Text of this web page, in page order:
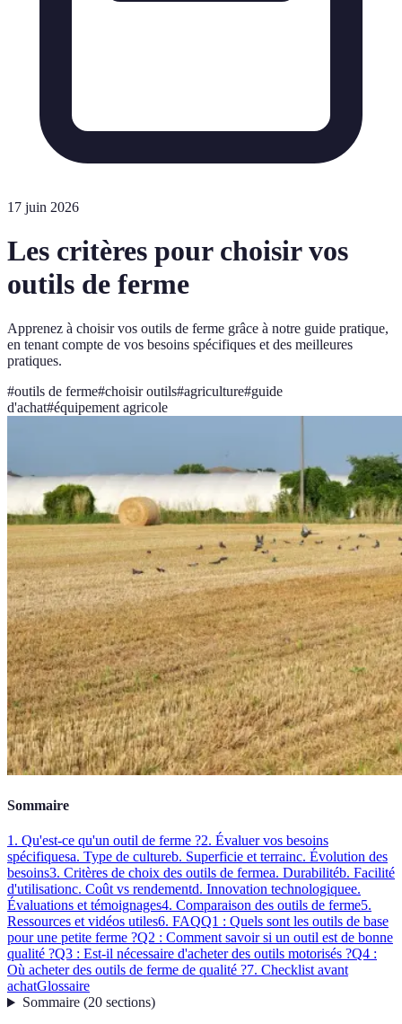
17 juin 2026
Les critères pour choisir vos
outils de ferme
Apprenez à choisir vos outils de ferme grâce à notre guide pratique,
en tenant compte de vos besoins spécifiques et des meilleures
pratiques.
#outils de ferme#choisir outils#agriculture#guide
d'achat#équipement agricole
Sommaire
1. Qu'est-ce qu'un outil de ferme ?2. Évaluer vos besoins
spécifiquesa. Type de cultureb. Superficie et terrainc. Évolution des
besoins3. Critères de choix des outils de fermea. Durabilitéb. Facilité
d'utilisationc. Coût vs rendementd. Innovation technologiquee.
Évaluations et témoignages4. Comparaison des outils de ferme5.
Ressources et vidéos utiles6. FAQQ1 : Quels sont les outils de base
pour une petite ferme ?Q2 : Comment savoir si un outil est de bonne
qualité ?Q3 : Est-il nécessaire d'acheter des outils motorisés ?Q4 :
Où acheter des outils de ferme de qualité ?7. Checklist avant
achatGlossaire
Sommaire(20 sections)